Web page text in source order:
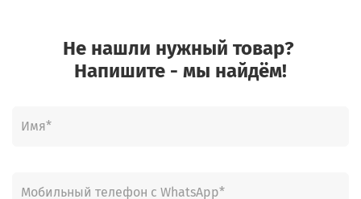
Не нашли нужный товар?
Напишите - мы найдём!